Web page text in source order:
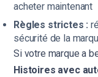
acheter maintenant
Règles strictes :
sécurité de la
Si votre marque a
Histoires avec